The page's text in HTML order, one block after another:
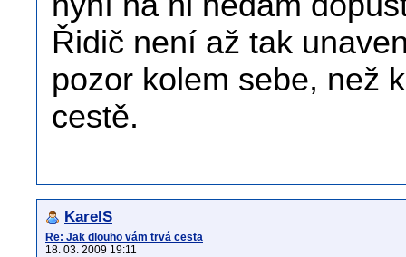
Řidič není až tak
pozor kolem sebe, než
cestě.
KarelS
Re: Jak dlouho vám trvá cesta
18. 03. 2009 19:11